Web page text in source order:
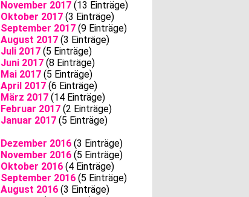
November 2017(13 Einträge)
Oktober 2017(3 Einträge)
September 2017(9 Einträge)
August 2017(3 Einträge)
Juli 2017(5 Einträge)
Juni 2017(8 Einträge)
Mai 2017(5 Einträge)
April 2017(6 Einträge)
März 2017(14 Einträge)
Februar 2017(2 Einträge)
Januar 2017(5 Einträge)
Dezember 2016(3 Einträge)
November 2016(5 Einträge)
Oktober 2016(4 Einträge)
September 2016(5 Einträge)
August 2016(3 Einträge)